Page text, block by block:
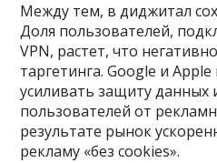
Между тем, в диджитал
Доля пользователей,
VPN, растет, что
таргетинга. Google и
усиливать защиту данных
пользователей от
результате рынок
рекламу «без cookies».